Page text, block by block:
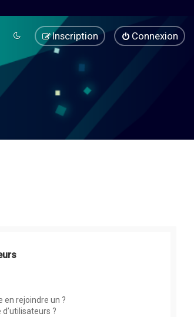
Connexion
Inscription
en rejoindre un ?
?